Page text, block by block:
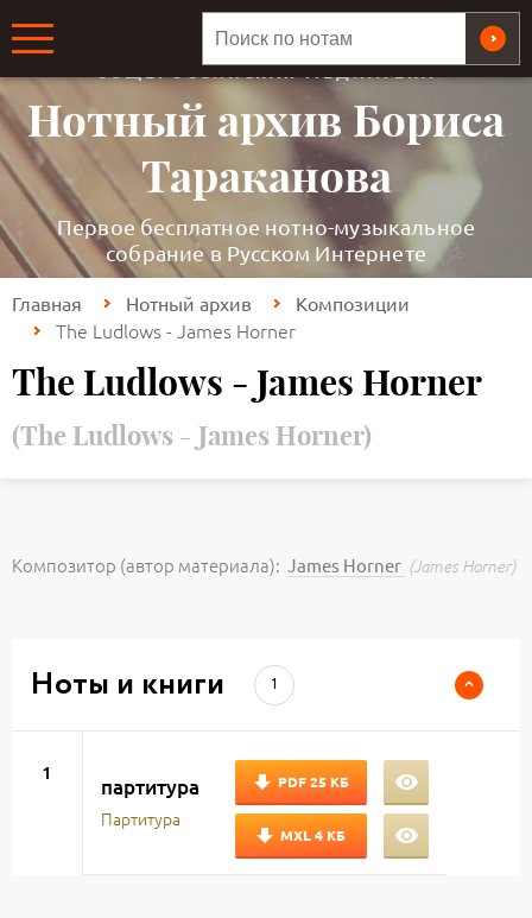
ОБЩЕРОССИЙСКАЯ МЕДИАТЕКА
Нотный архив Бориса
Тараканова
Первое бесплатное нотно-музыкальное
собрание в Русском Интернете
Главная Нотный архив Композиции
The Ludlows - James Horner
The Ludlows - James Horner
(The Ludlows - James Horner)
Композитор (автор материала): James Horner (James Horner)
Ноты и книги 1
1
партитура
Партитура
PDF25 КБ
MXL4 КБ